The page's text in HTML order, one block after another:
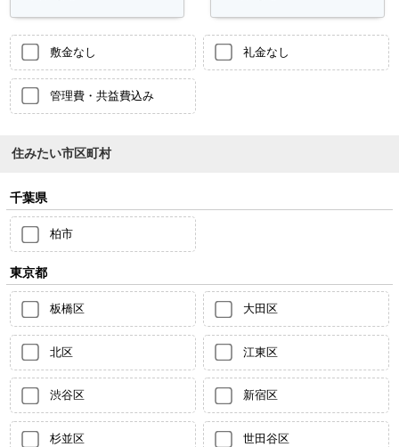
敷金なし 礼金なし
管理費・共益費込み
住みたい市区町村
千葉県
柏市
東京都
板橋区 大田区
北区 江東区
渋谷区 新宿区
杉並区 世田谷区